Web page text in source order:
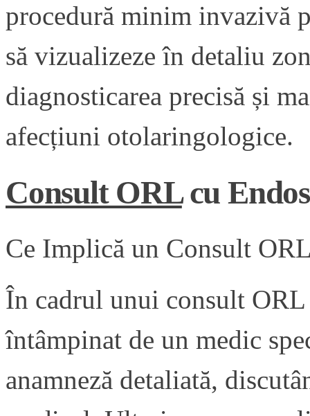
procedură minim invazivă
să vizualizeze în detaliu
diagnosticarea precisă și
afecțiuni otolaringologice.
Consult ORLcu
Ce Implică un Consult
În cadrul unui consult ORL
întâmpinat de un medic
anamneză detaliată,